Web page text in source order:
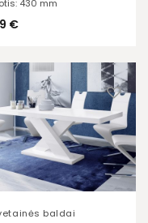
430 mm
€
baldai